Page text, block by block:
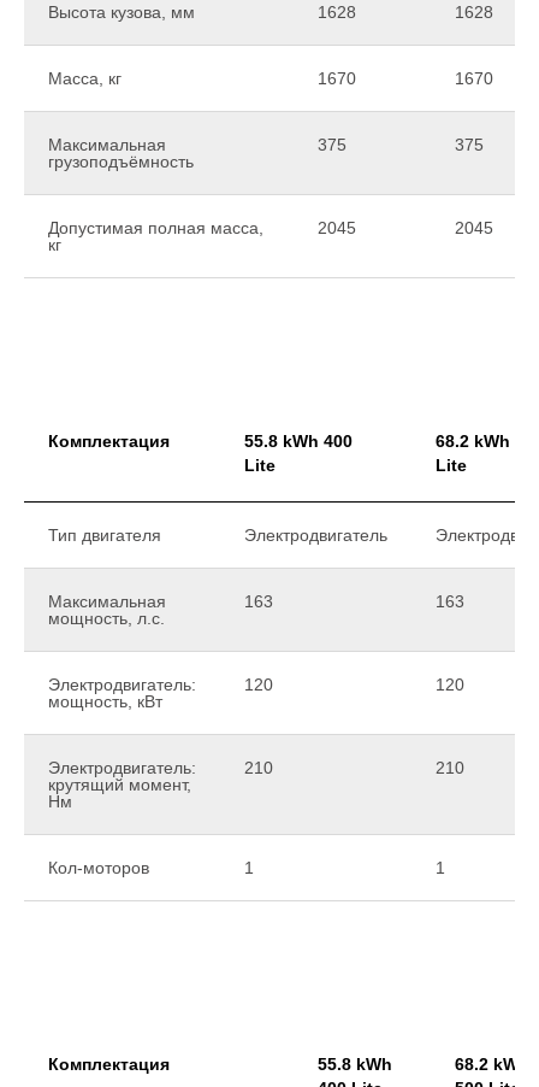
Высота кузова, мм 1628 1628
Масса, кг 1670 1670
Максимальная
грузоподъёмность
375 375
Допустимая полная масса,
кг
2045 2045
Комплектация
55.8 kWh 400
Lite
68.2 kWh
Lite
Тип двигателя Электродвигатель
Максимальная
мощность, л.с.
163 163
Электродвигатель:
мощность, кВт
120 120
Электродвигатель:
крутящий момент,
Нм
210 210
Кол-моторов 1 1
Комплектация
55.8 kWh
68.2 kWh